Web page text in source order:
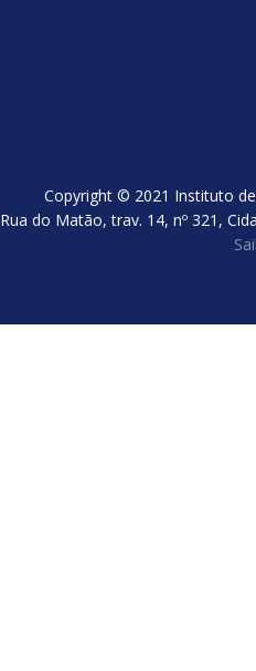
Copyright © 2021 Instituto
Rua do Matão, trav. 14, nº 321,